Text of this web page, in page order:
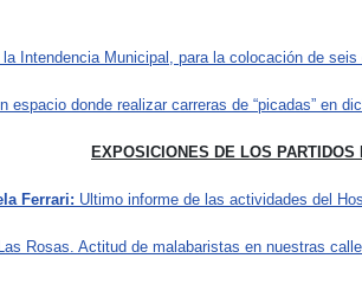
Intendencia Municipal, para la colocación de
donde realizar carreras de “picadas” en
EXPOSICIONES DE LOS PARTIDOS
Ferrari: Ultimo informe de las actividades del
Rosas. Actitud de malabaristas en nuestras